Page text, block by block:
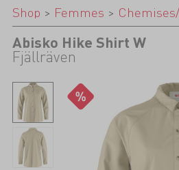
Shop > Femmes >
Abisko Hike Shirt W
Fjällräven